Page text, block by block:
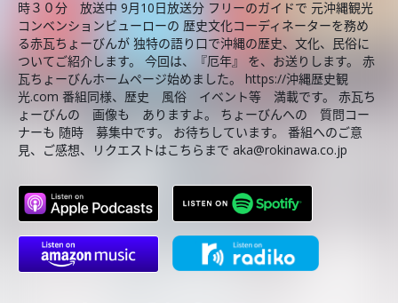
時３０分 放送中 9月10日放送分 フリーのガイドで 元沖縄観光
コンベンションビューローの 歴史文化コーディネーターを務め
る赤瓦ちょーびんが 独特の語り口で沖縄の歴史、文化、民俗に
ついてご紹介します。 今回は、『厄年』 を、お送りします。 赤
瓦ちょーびんホームページ始めました。 https://沖縄歴史観
光.com 番組同様、歴史 風俗 イベント等 満載です。 赤瓦ち
ょーびんの 画像も ありますよ。 ちょーびんへの 質問コー
ナーも 随時 募集中です。 お待ちしています。 番組へのご意
見、ご感想、リクエストはこちらまで aka@rokinawa.co.jp